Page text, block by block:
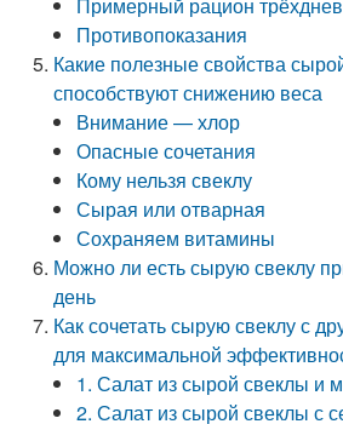
Противопоказания
Какие полезные свойства
способствуют снижению веса
Внимание — хлор
Опасные сочетания
Кому нельзя свеклу
Сырая или отварная
Сохраняем витамины
Можно ли есть сырую свеклу
день
Как сочетать сырую свеклу с
для максимальной
1. Салат из сырой свеклы и
2. Салат из сырой свеклы с